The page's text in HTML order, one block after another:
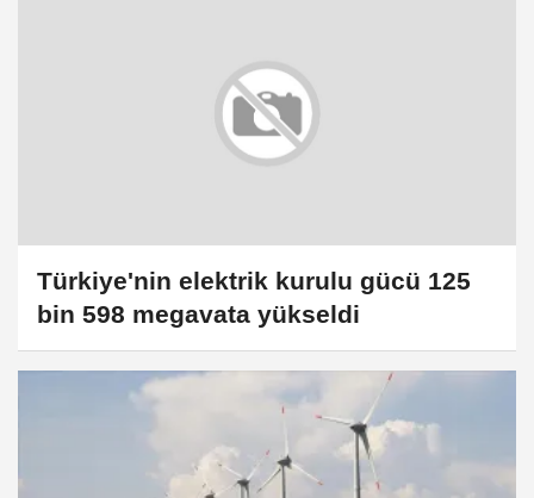
Türkiye'nin elektrik kurulu gücü 125
bin 598 megavata yükseldi